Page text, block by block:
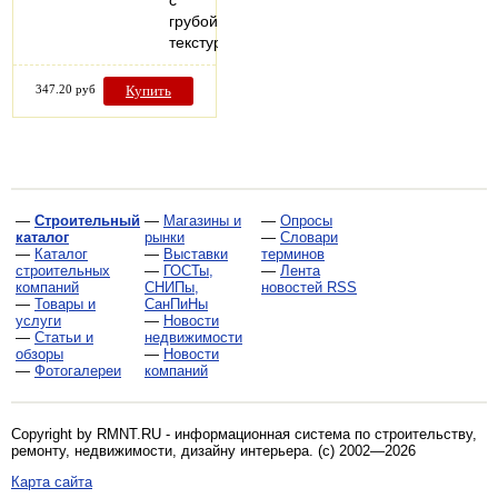
грубой
текстурой…
347.20 руб Купить
— Строительный
каталог
— Каталог
строительных
компаний
— Товары и
услуги
— Статьи и
обзоры
— Фотогалереи
— Магазины и
рынки
— Выставки
— ГОСТы,
СНИПы,
СанПиНы
— Новости
недвижимости
— Новости
компаний
— Опросы
— Словари
терминов
— Лента
новостей RSS
Copyright by RMNT.RU - информационная система по строительству,
ремонту, недвижимости, дизайну интерьера . (c) 2002—2026
Карта сайта